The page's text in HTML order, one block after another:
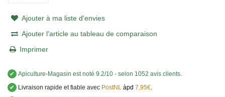
Ajouter à ma liste d'envies
Ajouter l'article au tableau de comparaison
Imprimer
✔ Apiculture-Magasin est noté 9.2/10 - selon 1052 avis clients.
✔
Livraison rapide et fiable avec PostNL àpd 7,95€.